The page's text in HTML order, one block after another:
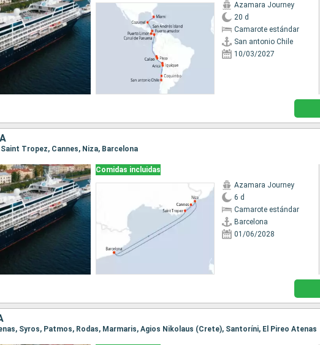
Azamara Journey
20 d
Camarote estándar
San antonio Chile
10/03/2027
Tropez, Cannes, Niza, Barcelona
Comidas incluidas
Azamara Journey
6 d
Camarote estándar
Barcelona
01/06/2028
Syros, Patmos, Rodas, Marmaris, Agios Nikolaus (Crete), Santoríni, El Pireo Atenas